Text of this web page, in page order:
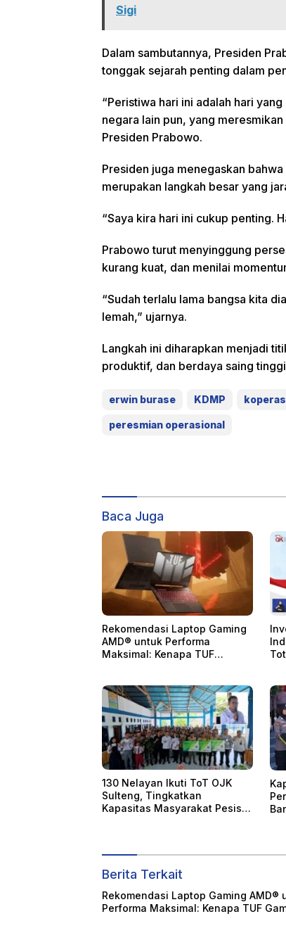
Sigi
Dalam sambutannya, Presiden
tonggak sejarah penting dalam
“Peristiwa hari ini adalah hari
negara lain pun, yang
Presiden Prabowo.
Presiden juga menegaskan
merupakan langkah besar yang
“Saya kira hari ini cukup penting.
Prabowo turut menyinggung
kurang kuat, dan menilai
“Sudah terlalu lama bangsa kita
lemah,” ujarnya.
Langkah ini diharapkan menjadi
produktif, dan berdaya saing
erwin burase KDMP
peresmian operasional
Baca Juga
Rekomendasi Laptop Gaming
AMD® untuk Performa
Maksimal: Kenapa TUF
130 Nelayan Ikuti ToT OJK
Sulteng, Tingkatkan
Kapasitas Masyarakat Pesisir
Berita Terkait
Rekomendasi Laptop Gaming AMD®
Performa Maksimal: Kenapa TUF